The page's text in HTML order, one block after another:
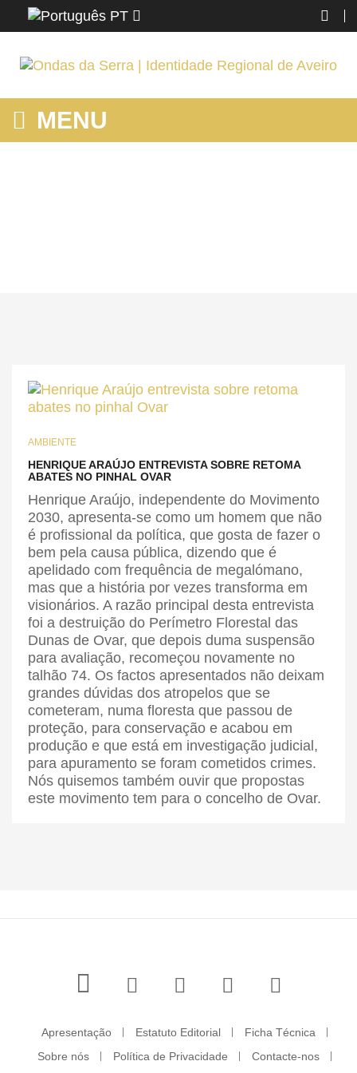
PT
MENU
AMBIENTE
HENRIQUE ARAÚJO ENTREVISTA SOBRE RETOMA
ABATES NO PINHAL OVAR
Henrique Araújo, independente do Movimento
2030, apresenta-se como um homem que não
é profissional da política, que gosta de fazer o
bem pela causa pública, dizendo que é
apelidado com frequência de megalómano,
mas que a história por vezes transforma em
visionários. A razão principal desta entrevista
foi a destruição do Perímetro Florestal das
Dunas de Ovar, que depois duma suspensão
para avaliação, recomeçou novamente no
talhão 74. Os factos apresentados não deixam
grandes dúvidas dos atropelos que se
cometeram, numa floresta que passou de
proteção, para conservação e acabou em
produção e que está em investigação judicial,
para apuramento se foram cometidos crimes.
Nós quisemos também ouvir que propostas
este movimento tem para o concelho de Ovar.
Apresentação Estatuto Editorial
Ficha Técnica
Sobre nós
Política de Privacidade Contacte-nos